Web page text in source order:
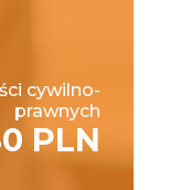
cywilno-
prawnych
PLN